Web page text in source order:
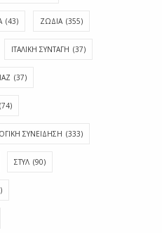
(43) ΖΩΔΙΑ (355)
ΙΤΑΛΙΚΗ ΣΥΝΤΑΓΗ (37)
(37)
(74)
ΣΥΝΕΙΔΗΣΗ (333)
ΣΤΥΛ (90)